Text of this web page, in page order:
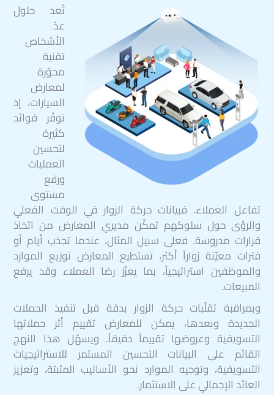
تُعد حلول
عدّ
الأشخاص
تقنية
محوّرة
لمعارض
السيارات، إذ
توفّر فوائد
كثيرة
لتحسين
العمليات
ورفع
مستوى
تفاعل العملاء. فبيانات حركة الزوار في الوقت الفعلي
والرؤى حول سلوكهم تمكّن مديري المعارض من اتخاذ
قرارات مدروسة. فعلى سبيل المثال، عندما تجذب أيام أو
فترات معيّنة زواراً أكثر، تستطيع المعارض توزيع الموارد
والموظفين استراتيجياً، بما يعزّز رضا العملاء وقد يرفع
المبيعات.
وبمراقبة تقلّبات حركة الزوار بدقة قبل تنفيذ الحملات
الجديدة وبعدها، يمكن للمعارض تقييم أثر حملاتها
التسويقية وعروضها تقييماً دقيقاً. ويسهّل هذا النهج
القائم على البيانات التحسين المستمر للاستراتيجيات
التسويقية، وتوجيه الموارد نحو الأساليب المثبتة، وتعزيز
العائد الإجمالي على الاستثمار.